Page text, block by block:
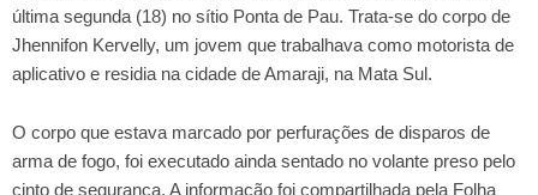
última segunda (18) no sítio Ponta de Pau. Trata-se do corpo de
Jhennifon Kervelly, um jovem que trabalhava como motorista de
aplicativo e residia na cidade de Amaraji, na Mata Sul.
O corpo que estava marcado por perfurações de disparos de
arma de fogo, foi executado ainda sentado no volante preso pelo
cinto de segurança. A informação foi compartilhada pela Folha